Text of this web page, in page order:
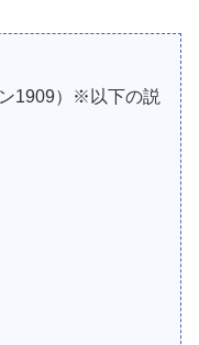
1909）※以下の説